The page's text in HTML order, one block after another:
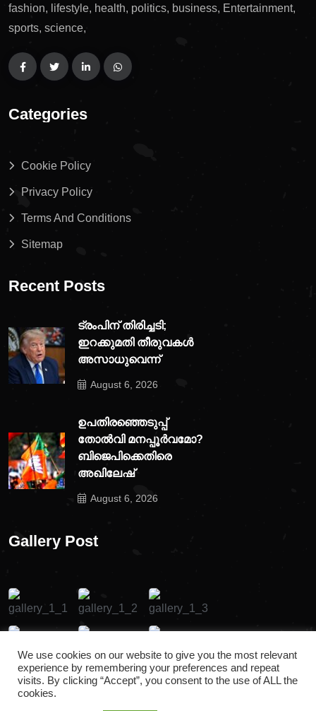
fashion, lifestyle, health, politics, business, Entertainment,
sports, science,
Categories
Cookie Policy
Privacy Policy
Terms And Conditions
Sitemap
Recent Posts
ട്രംപിന് തിരിച്ചടി;
ഇറക്കുമതി തീരുവകൾ
അസാധുവെന്ന്
August 6, 2026
ഉപതിരഞ്ഞെടുപ്പ്
തോൽവി മനപ്പൂർവമോ?
ബിജെപിക്കെതിരെ
അഖിലേഷ്
August 6, 2026
Gallery Post
We use cookies on our website to give you the most relevant
experience by remembering your preferences and repeat
visits. By clicking “Accept”, you consent to the use of ALL the
cookies.